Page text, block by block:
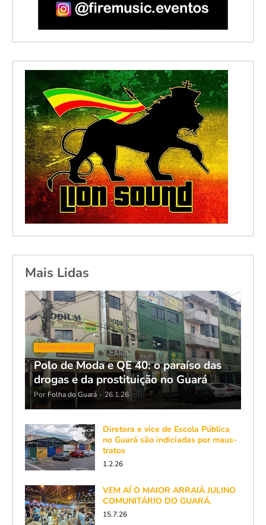
Mais Lidas
FOLHA DO GUARÁ
Polo de Moda e QE 40: o paraíso das
drogas e da prostituição no Guará
Por Folha do Guará - 26.1.26
Diretora e vice de Escola Pública
no Guará são indiciadas por maus-
tratos
1.2.26
VEM AÍ O MAIOR ARRAIÁ JULINO
COMUNITÁRIO DO GUARÁ.
15.7.26